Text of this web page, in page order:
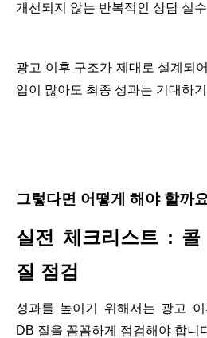
개선되지 않는 반복적인 상담 실수
광고 이후 구조가 제대로 설계되
입이 많아도 최종 성과는 기대하
그렇다면 어떻게 해야 할까
실전 체크리스트: 콜
질 점검
성과를 높이기 위해서는 광고 이
DB 질을 꼼꼼하게 점검해야 합니